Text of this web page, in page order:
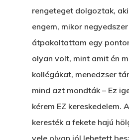
rengeteget dolgoztak,
engem, mikor
átpakoltattam egy
olyan volt, mint amit én
kollégákat, menedzser
mind azt mondták – Ez
kérem EZ kereskedelem.
keresték a fekete hajú
vele olyan jól lehetett